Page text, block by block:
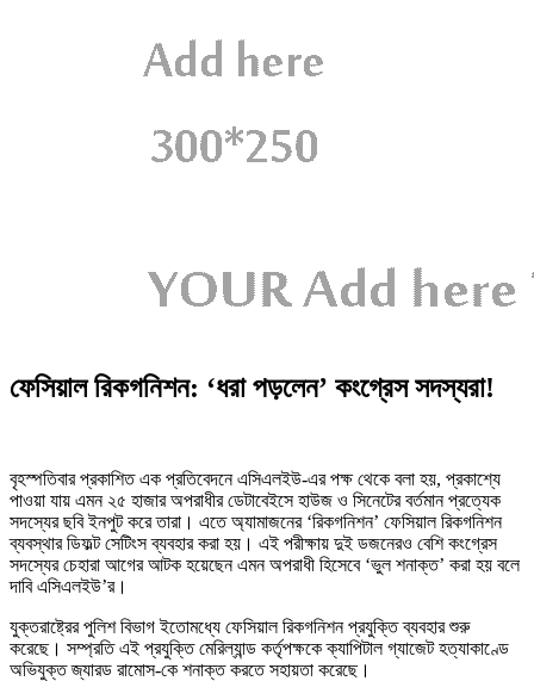
ফেসিয়াল রিকগনিশন: ‘ধরা পড়লেন’ কংগ্রেস সদস্যরা!
বৃহস্পতিবার প্রকাশিত এক প্রতিবেদনে এসিএলইউ-এর পক্ষ থেকে বলা হয়, প্রকাশ্যে
পাওয়া যায় এমন ২৫ হাজার অপরাধীর ডেটাবেইসে হাউজ ও সিনেটের বর্তমান প্রত্যেক
সদস্যের ছবি ইনপুট করে তারা। এতে অ্যামাজনের ‘রিকগনিশন’ ফেসিয়াল রিকগনিশন
ব্যবস্থার ডিফল্ট সেটিংস ব্যবহার করা হয়। এই পরীক্ষায় দুই ডজনেরও বেশি কংগ্রেস
সদস্যের চেহারা আগের আটক হয়েছেন এমন অপরাধী হিসেবে ‘ভুল শনাক্ত’ করা হয় বলে
দাবি এসিএলইউ’র।
যুক্তরাষ্ট্রের পুলিশ বিভাগ ইতোমধ্যে ফেসিয়াল রিকগনিশন প্রযুক্তি ব্যবহার শুরু
করেছে। সম্প্রতি এই প্রযুক্তি মেরিল্যান্ড কর্তৃপক্ষকে ক্যাপিটাল গ্যাজেট হত্যাকাণ্ডে
অভিযুক্ত জ্যারড রামোস-কে শনাক্ত করতে সহায়তা করেছে।